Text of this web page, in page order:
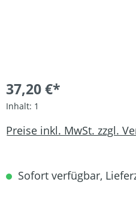
37,20 €*
Inhalt: 1
Preise inkl. MwSt. zzgl.
Sofort verfügbar,